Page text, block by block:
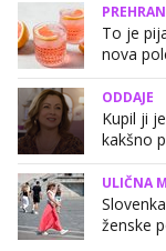
To je
nova
ODDAJE
Kupil ji
kakšno
ULIČNA
ženske